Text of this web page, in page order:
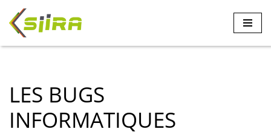
Aller
au
LES BUGS
INFORMATIQUES